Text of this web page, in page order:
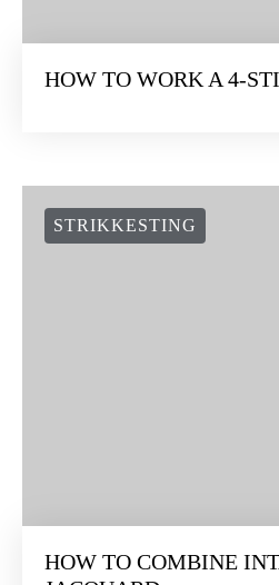
HOW TO WORK A 4-
STRIKKESTING
HOW TO COMBINE